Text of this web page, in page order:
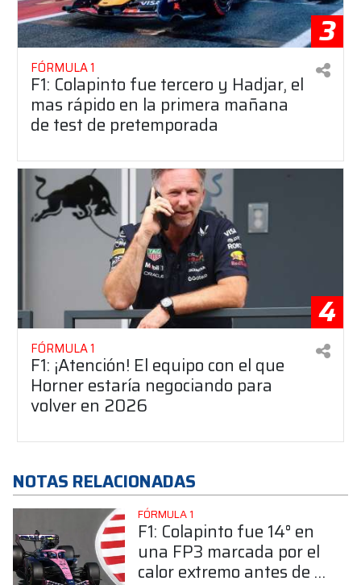
3
FÓRMULA 1
F1: Colapinto fue tercero y Hadjar, el
mas rápido en la primera mañana
de test de pretemporada
4
FÓRMULA 1
F1: ¡Atención! El equipo con el que
Horner estaría negociando para
volver en 2026
NOTAS RELACIONADAS
FÓRMULA 1
F1: Colapinto fue 14° en
una FP3 marcada por el
calor extremo antes de la